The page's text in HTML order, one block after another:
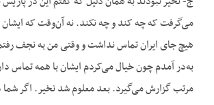
می‌گرفت که چه کند و چه نکند. نه آن‌وقت که ایشان
هیچ جای ایران تماس نداشت و وقتی من به نجف
به‌در آمدم چون خیال می‌کردم ایشان با همه تماس
مرتب گزارش می‌گیرد. بعد معلوم شد نخیر. اگر